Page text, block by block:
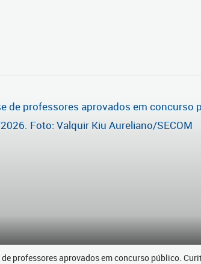
de professores aprovados em concurso público.